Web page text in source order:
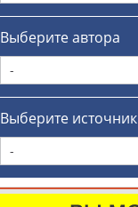
Выберите автора
-
Выберите источник
-